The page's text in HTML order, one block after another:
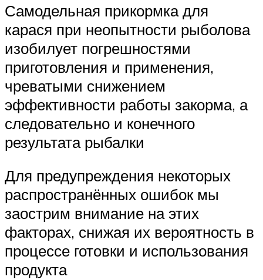
Самодельная прикормка для
карася при неопытности рыболова
изобилует погрешностями
приготовления и применения,
чреватыми снижением
эффективности работы закорма, а
следовательно и конечного
результата рыбалки
Для предупреждения некоторых
распространённых ошибок мы
заострим внимание на этих
факторах, снижая их вероятность в
процессе готовки и использования
продукта